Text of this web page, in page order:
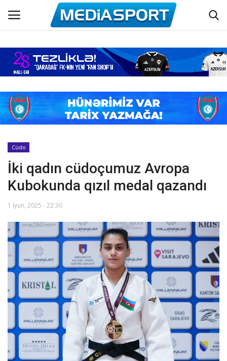
Əsas
Azərbaycan futbolu
Maraqlı
Əlaqə
Haqqımızda
Dünya futbolu
Hadisə
Olimpiada
Layihə
Formula 1
İdman növləri
Cüdo
İki qadın cüdoçumuz Avropa
Kubokunda qızıl medal qazandı
1 İyun, 2025 - 22:30